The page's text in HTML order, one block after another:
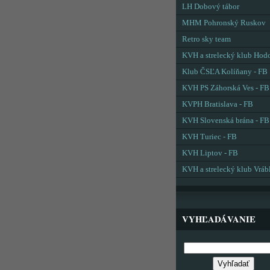
LH Dobový tábor
MHM Pohronský Ruskov
Retro sky team
KVH a strelecký klub
Klub ČSĽA Kolíňany - FB
KVH PS Záhorská Ves - FB
KVPH Bratislava - FB
KVH Slovenská brána - FB
KVH Turiec - FB
KVH Liptov - FB
KVH a strelecký klub
VYHĽADÁVANIE